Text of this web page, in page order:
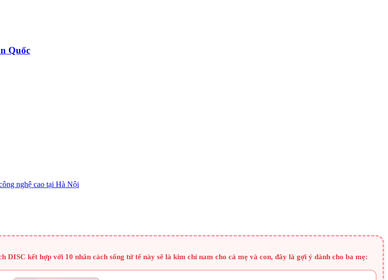
Quốc
kết hợp với 10 nhân cách sống tử tế này sẽ là kim chỉ nam cho cả mẹ và con, đây là gợi ý dành cho ba mẹ: